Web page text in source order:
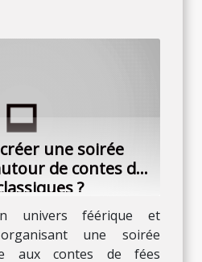
une soirée
de contes de
?
univers féérique et
une soirée
aux contes de fées